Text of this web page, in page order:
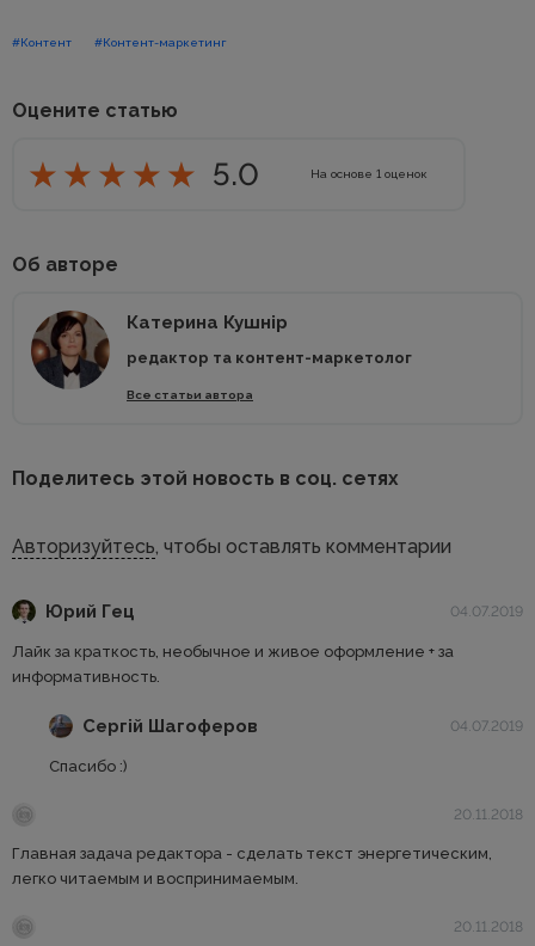
#Контент #Контент-маркетинг
Оцените статью
5.0 На основе 1 оценок
Об авторе
Катерина Кушнір
редактор та контент-маркетолог
Все статьи автора
Поделитесь этой новость в соц. сетях
Авторизуйтесь, чтобы оставлять комментарии
Юрий Гец 04.07.2019
Лайк за краткость, необычное и живое оформление + за
информативность.
Сергій Шагоферов 04.07.2019
Спасибо :)
20.11.2018
Главная задача редактора - сделать текст энергетическим,
легко читаемым и воспринимаемым.
20.11.2018